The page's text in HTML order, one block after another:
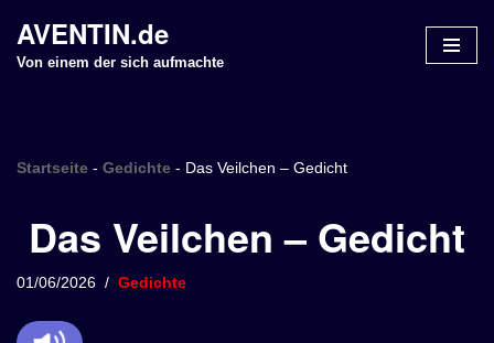
Z
n
p
AVENTIN.de
Von einem der sich aufmachte
Startseite - Gedichte - Das Veilchen – Gedicht
Das Veilchen – Gedicht
01/06/2026 Gedichte